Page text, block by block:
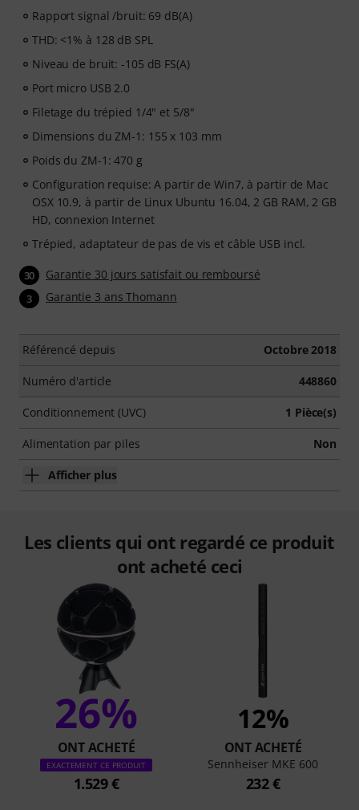
Rapport signal /bruit: 69 dB(A)
THD: <1% à 128 dB SPL
Niveau de bruit: -105 dB FS(A)
Port micro USB 2.0
Filetage du trépied 1/4" et 5/8"
Dimensions du ZM-1: 155 x 103 mm
Poids du ZM-1: 470 g
Configuration requise: A partir de Win7, à partir de Mac
OSX 10.9, à partir de Linux Ubuntu 16.04, 2 GB RAM, 2 GB
HD, connexion Internet
Trépied, adaptateur de pas de vis et câble USB incl.
30 Garantie 30 jours satisfait ou remboursé
3 Garantie 3 ans Thomann
Référencé depuis Octobre 2018
Numéro d'article 448860
Conditionnement (UVC) 1 Pièce(s)
Alimentation par piles Non
Afficher plus
Les clients qui ont regardé ce produit
ont acheté ceci
26%
ONT ACHETÉ
EXACTEMENT CE PRODUIT
1.529 €
12%
ONT ACHETÉ
Sennheiser MKE 600
232 €